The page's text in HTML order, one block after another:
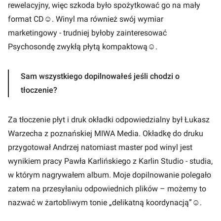
rewelacyjny, więc szkoda było spożytkować go na mały
format CD☺. Winyl ma również swój wymiar
marketingowy - trudniej byłoby zainteresować
Psychosondę zwykłą płytą kompaktową☺.
Sam wszystkiego dopilnowałeś jeśli chodzi o
tłoczenie?
Za tłoczenie płyt i druk okładki odpowiedzialny był Łukasz
Warzecha z poznańskiej MIWA Media. Okładkę do druku
przygotował Andrzej natomiast master pod winyl jest
wynikiem pracy Pawła Karlińskiego z Karlin Studio - studia,
w którym nagrywałem album. Moje dopilnowanie polegało
zatem na przesyłaniu odpowiednich plików – możemy to
nazwać w żartobliwym tonie „delikatną koordynacją”☺.